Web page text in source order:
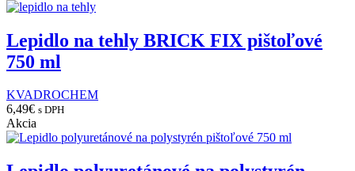
Lepidlo na tehly BRICK FIX pištoľové
750 ml
KVADROCHEM
6,49€ s DPH
Akcia